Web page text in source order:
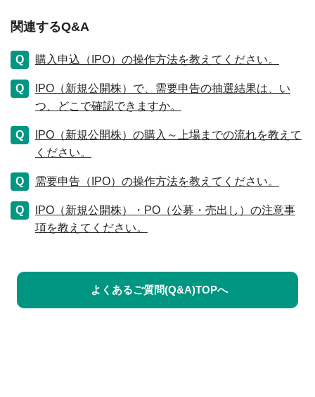
関連するQ&A
購入申込（IPO）の操作方法を教えてください。
IPO（新規公開株）で、需要申告の抽選結果は、い
つ、どこで確認できますか。
IPO（新規公開株）の購入～上場までの流れを教えて
ください。
需要申告（IPO）の操作方法を教えてください。
IPO（新規公開株）・PO（公募・売出し）の注意事
項を教えてください。
よくあるご質問(Q&A)TOPへ